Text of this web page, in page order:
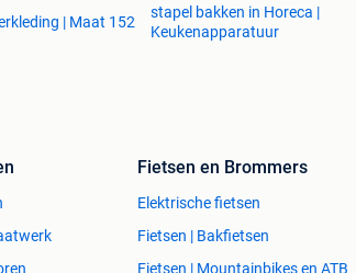
| Maat 152
stapel bakken in Horeca |
Keukenapparatuur
Fietsen en Brommers
Elektrische fietsen
Fietsen | Bakfietsen
Fietsen | Mountainbikes en ATB